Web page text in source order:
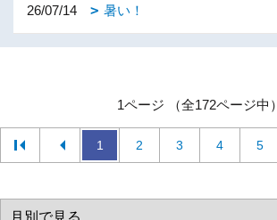
26/07/14 暑い！
1ページ （全172ページ中）
1 2 3 4 5